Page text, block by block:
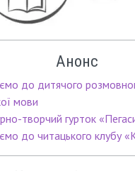
Анонс
до дитячого
мови
творчий гурток
до читацького клубу